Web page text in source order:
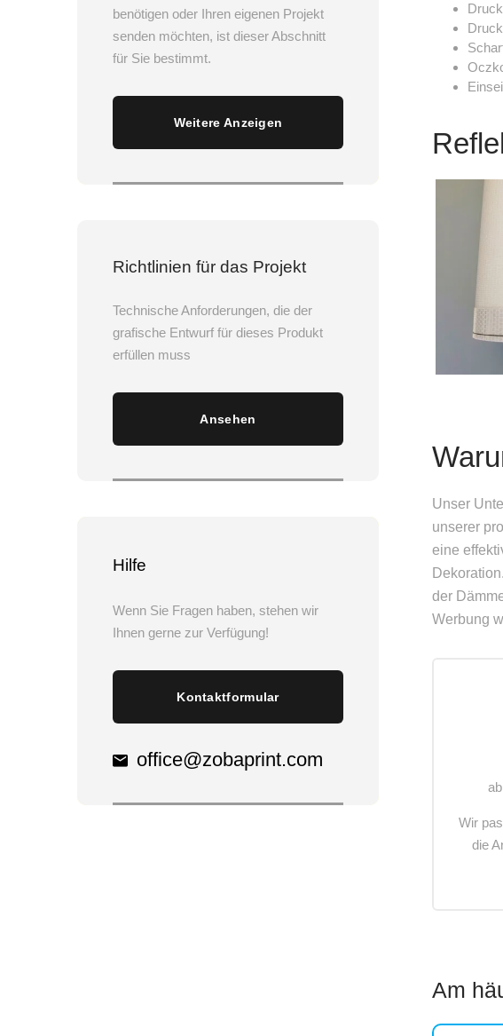
benötigen oder Ihren eigenen Projekt
senden möchten, ist dieser Abschnitt
für Sie bestimmt.
Weitere Anzeigen
Richtlinien für das Projekt
Technische Anforderungen, die der
grafische Entwurf für dieses Produkt
erfüllen muss
Ansehen
Hilfe
Wenn Sie Fragen haben, stehen wir
Ihnen gerne zur Verfügung!
Kontaktformular
office@zobaprint.com
Unser
unserer
eine
der
Werbung
Wir
die
Am